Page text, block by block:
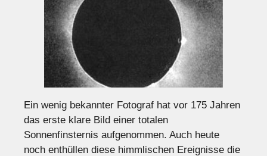
Ein wenig bekannter Fotograf hat vor 175 Jahren
das erste klare Bild einer totalen
Sonnenfinsternis aufgenommen. Auch heute
noch enthüllen diese himmlischen Ereignisse die